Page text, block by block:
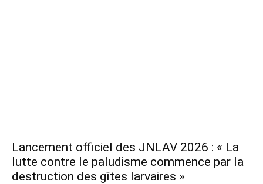
Lancement officiel des JNLAV 2026 : « La
lutte contre le paludisme commence par la
destruction des gîtes larvaires »